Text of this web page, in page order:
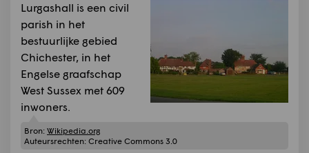
Lurgashall is een civil
parish in het
bestuurlijke gebied
Chichester, in het
Engelse graafschap
West Sussex met 609
inwoners.
Bron: Wikipedia.org
Auteursrechten: Creative Commons 3.0